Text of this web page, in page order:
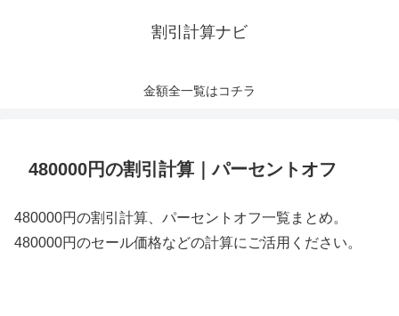
割引計算ナビ
金額全一覧はコチラ
480000円の割引計算｜パーセントオフ
480000円の割引計算、パーセントオフ一覧まとめ。
480000円のセール価格などの計算にご活用ください。